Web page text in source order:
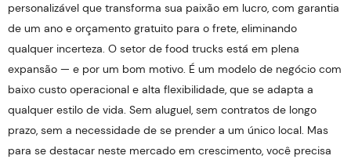
personalizável que transforma sua paixão em lucro, com garantia
de um ano e orçamento gratuito para o frete, eliminando
qualquer incerteza. O setor de food trucks está em plena
expansão — e por um bom motivo. É um modelo de negócio com
baixo custo operacional e alta flexibilidade, que se adapta a
qualquer estilo de vida. Sem aluguel, sem contratos de longo
prazo, sem a necessidade de se prender a um único local. Mas
para se destacar neste mercado em crescimento, você precisa